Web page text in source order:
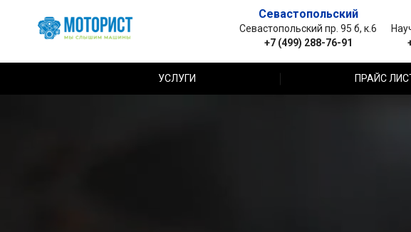
Севастопольский
Севастопольский пр. 95 б, к.6
+7 (499) 288-76-91
УСЛУГИ ПРАЙС